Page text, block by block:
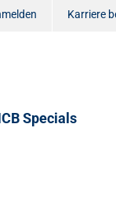
Karriere
Specials